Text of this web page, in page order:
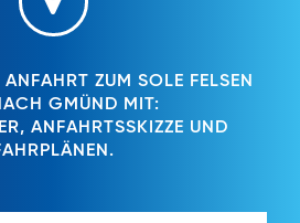
ZUM SOLE FELSEN
GMÜND MIT:
ANFAHRTSSKIZZE UND